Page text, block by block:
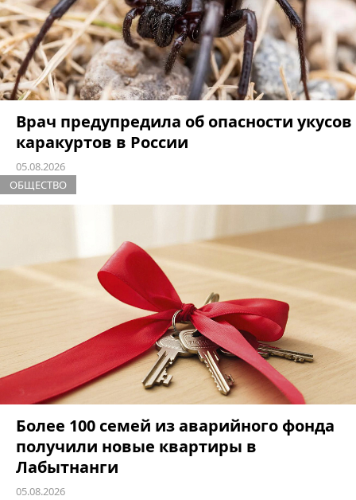
Врач предупредила об опасности укусов
каракуртов в России
05.08.2026
ОБЩЕСТВО
Более 100 семей из аварийного фонда
получили новые квартиры в
Лабытнанги
05.08.2026